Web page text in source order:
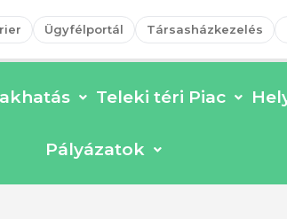
Ügyfélportál Társasházkezelés
Teleki téri Piac
Pályázatok
u. 59.,